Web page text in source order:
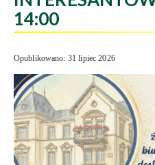
14:00
Opublikowano: 31 lipiec 2026